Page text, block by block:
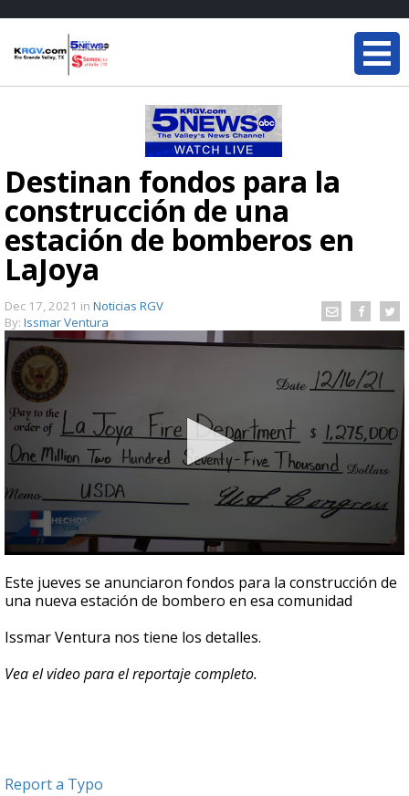
Destinan fondos para la
construcción de una
estación de bomberos en
LaJoya
Dec 17, 2021 in Noticias RGV
By: Issmar Ventura
seconds
of
2
51
Este jueves se anunciaron fondos para la construcción de
una nueva estación de bombero en esa comunidad
Issmar Ventura nos tiene los detalles.
Vea el video para el reportaje completo.
Report a Typo